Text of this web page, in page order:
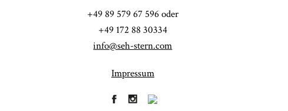
+49 89 579 67 596 oder
+49 172 88 30334
info@seh-stern.com
Impressum